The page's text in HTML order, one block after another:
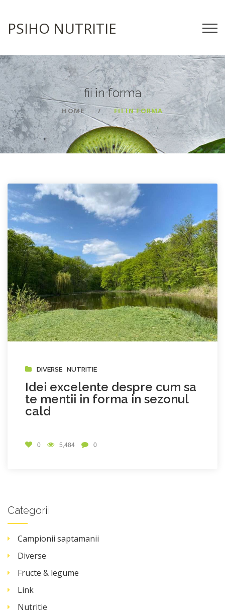
PSIHO NUTRITIE
fii informa
HOME FII IN FORMA
DIVERSE NUTRITIE
Idei excelente despre cum sa
te mentii in forma in sezonul
cald
0 5,484 0
Categorii
Campionii saptamanii
Diverse
Fructe & legume
Link
Nutritie